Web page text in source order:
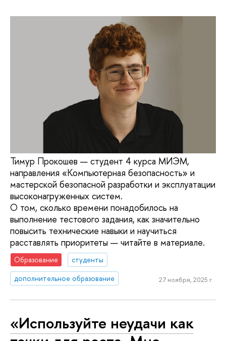
Тимур Прокошев — студент 4 курса МИЭМ,
направления «Компьютерная безопасность» и
мастерской безопасной разработки и эксплуатации
высоконагруженных систем.
О том, сколько времени понадобилось на
выполнение тестового задания, как значительно
повысить технические навыки и научиться
расставлять приоритеты — читайте в материале.
Образование
студенты
дополнительное образование
27 ноября, 2025 г.
«Используйте неудачи как